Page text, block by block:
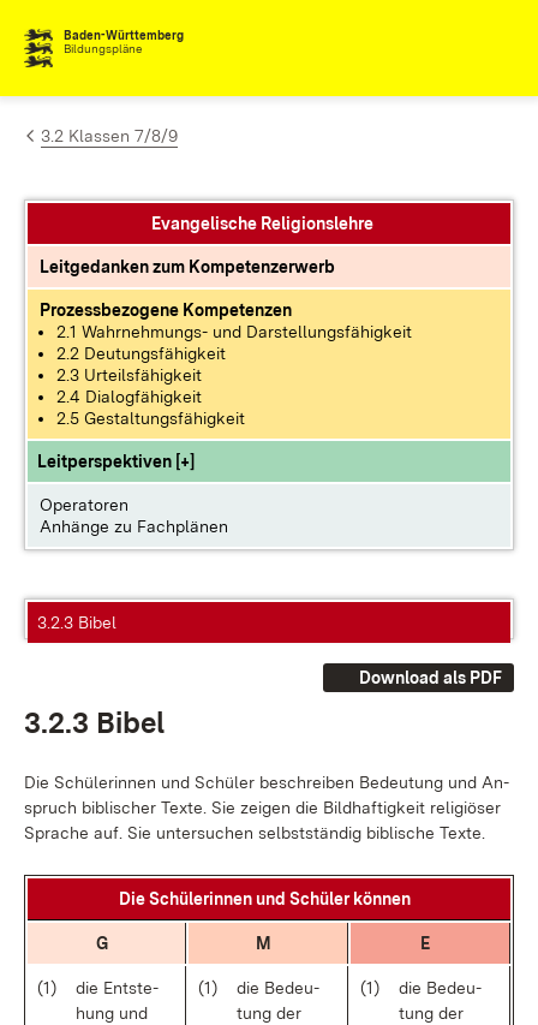
Zum Inhalt springen
Baden-Württemberg
Bildungspläne
3.2 Klassen 7/8/9
Evangelische Religionslehre
Leitgedanken zum Kompetenzerwerb
Prozessbezogene Kompetenzen
2.1 Wahrnehmungs- und Darstellungsfähigkeit
2.2 Deutungsfähigkeit
2.3 Urteilsfähigkeit
2.4 Dialogfähigkeit
2.5 Gestaltungsfähigkeit
Leitperspektiven [+]
Operatoren
Anhänge zu Fachplänen
3.2.3 Bibel
Download als PDF
3.2.3 Bi­bel
Die Schü­le­rin­nen und Schü­ler be­schrei­ben Be­deu­tung und An­
spruch bi­bli­scher Tex­te. Sie zei­gen die Bild­haf­tig­keit re­li­giö­ser
Spra­che auf. Sie un­ter­su­chen selbst­stän­dig bi­bli­sche Tex­te.
Die Schü­le­rin­nen und Schü­ler kön­nen
G M E
(1)
die Ent­ste­
hung und
(1)
die Be­deu­
tung der
(1)
die Be­deu­
tung der